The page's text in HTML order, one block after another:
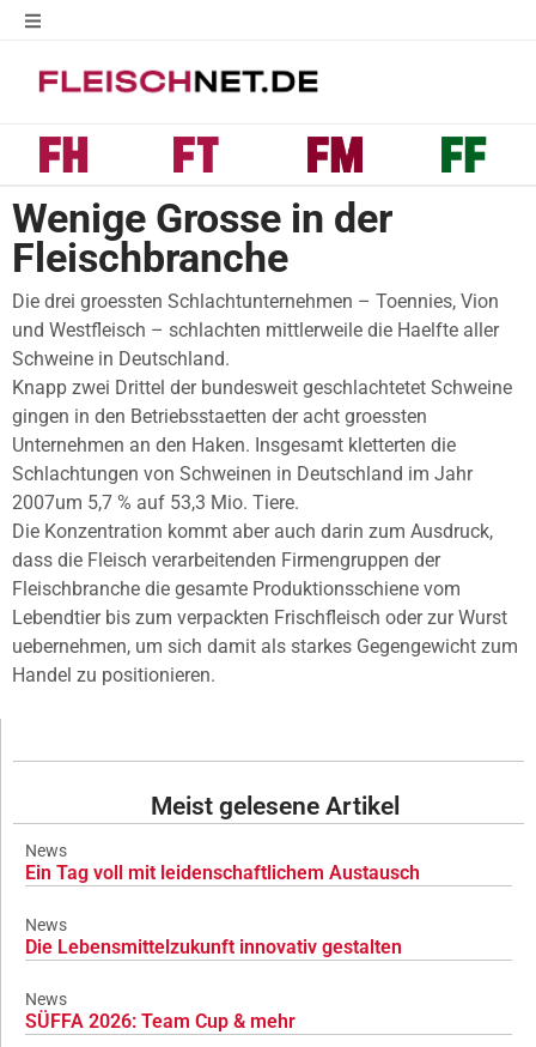
Wenige Grosse in der
Fleischbranche
Die drei groessten Schlachtunternehmen – Toennies, Vion
und Westfleisch – schlachten mittlerweile die Haelfte aller
Schweine in Deutschland.
Knapp zwei Drittel der bundesweit geschlachtetet Schweine
gingen in den Betriebsstaetten der acht groessten
Unternehmen an den Haken. Insgesamt kletterten die
Schlachtungen von Schweinen in Deutschland im Jahr
2007um 5,7 % auf 53,3 Mio. Tiere.
Die Konzentration kommt aber auch darin zum Ausdruck,
dass die Fleisch verarbeitenden Firmengruppen der
Fleischbranche die gesamte Produktionsschiene vom
Lebendtier bis zum verpackten Frischfleisch oder zur Wurst
uebernehmen, um sich damit als starkes Gegengewicht zum
Handel zu positionieren.
Meist gelesene Artikel
News
Ein Tag voll mit leidenschaftlichem Austausch
News
Die Lebensmittelzukunft innovativ gestalten
News
SÜFFA 2026: Team Cup & mehr